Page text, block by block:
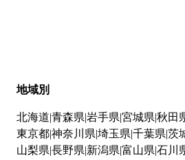
地域別
北海道 青森県 岩手県 宮城県 秋田
東京都神奈川県 埼玉県 千葉県 茨
山梨県 長野県 新潟県 富山県 石川